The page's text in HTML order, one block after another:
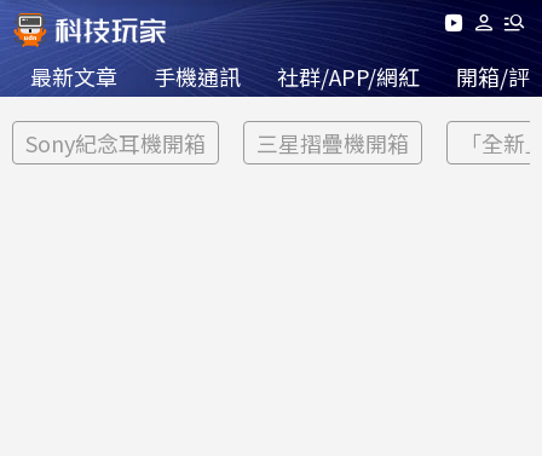
最新文章 手機通訊 社群/APP/網紅 開箱/評
Sony紀念耳機開箱 三星摺疊機開箱 「全新